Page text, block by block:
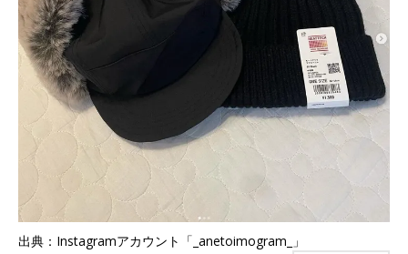
出典：Instagramアカウント「_anetoimogram_」